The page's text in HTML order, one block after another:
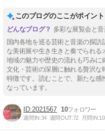
このブログのここがポイント
多彩な展覧会と
国内各地を巡る芸術と音楽の探
な美術展や生き生きと奏でられる
地域の魅力や歴史の流れも巧みに
文化・芸術の深層に触れる贅沢
特徴です。読むことで、新たな感
なっています。
2021567 10
週間IN:34 週間OUT:72 月間IN: